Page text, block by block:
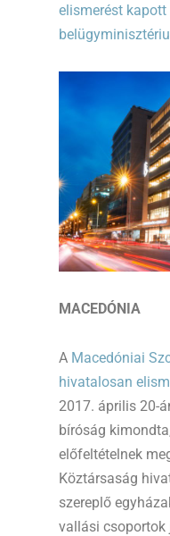
elismerést
MACEDÓNIA
A Macedóniai
hivatalosan
2017. április 20-
bíróság
előfeltételnek
Köztársaság
szereplő
vallási